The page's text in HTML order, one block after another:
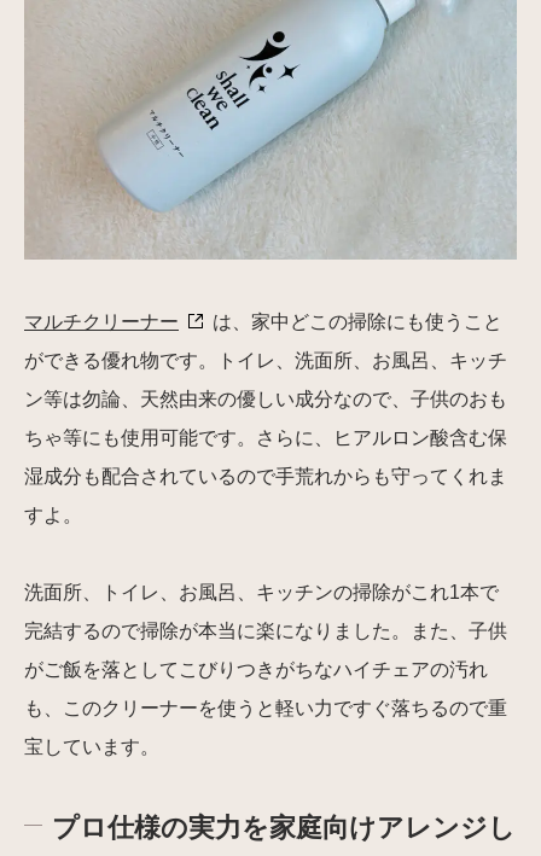
マルチクリーナー
は、家中どこの掃除にも使うこと
ができる優れ物です。トイレ、洗面所、お風呂、キッチ
ン等は勿論、天然由来の優しい成分なので、子供のおも
ちゃ等にも使用可能です。さらに、ヒアルロン酸含む保
湿成分も配合されているので手荒れからも守ってくれま
すよ。
洗面所、トイレ、お風呂、キッチンの掃除がこれ1本で
完結するので掃除が本当に楽になりました。また、子供
がご飯を落としてこびりつきがちなハイチェアの汚れ
も、このクリーナーを使うと軽い力ですぐ落ちるので重
宝しています。
プロ仕様の実力を家庭向けアレンジし